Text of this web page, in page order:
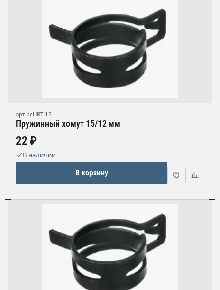
арт. scURT 15
Пружинный хомут 15/12 мм
22 ₽
В наличии
В корзину